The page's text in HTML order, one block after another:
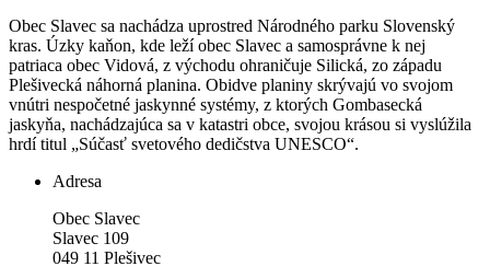
Obec Slavec sa nachádza uprostred Národného parku Slovenský
kras. Úzky kaňon, kde leží obec Slavec a samosprávne k nej
patriaca obec Vidová, z východu ohraničuje Silická, zo západu
Plešivecká náhorná planina. Obidve planiny skrývajú vo svojom
vnútri nespočetné jaskynné systémy, z ktorých Gombasecká
jaskyňa, nachádzajúca sa v katastri obce, svojou krásou si vyslúžila
hrdí titul „Súčasť svetového dedičstva UNESCO“.
Adresa
Obec Slavec
Slavec 109
049 11 Plešivec